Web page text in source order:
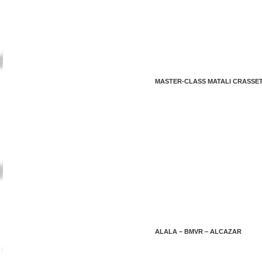
MASTER-CLASS MATALI
ALALA – BMVR – ALCAZAR